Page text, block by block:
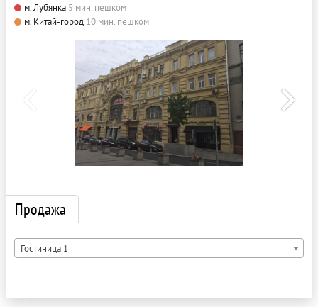
м. Лубянка 5 мин. пешком
м. Китай-город 10 мин. пешком
Продажа
Гостиница 1